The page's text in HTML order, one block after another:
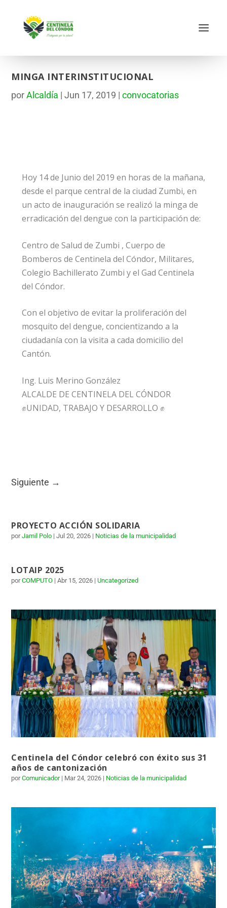
MINGA INTERINSTITUCIONAL
porAlcaldía |Jun 17, 2019 |convocatorias
Hoy 14 de Junio del 2019 en horas de la mañana,
desde el parque central de la ciudad Zumbi, en
un acto de inauguración se realizó la minga de
erradicación del dengue con la participación de:
Centro de Salud de Zumbi , Cuerpo de
Bomberos de Centinela del Cóndor, Militares,
Colegio Bachillerato Zumbi y el Gad Centinela
del Cóndor.
Con el objetivo de evitar la proliferación del
mosquito del dengue, concientizando a la
ciudadanía con la visita a cada domicilio del
Cantón.
Ing. Luis Merino González
ALCALDE DE CENTINELA DEL CÓNDOR
✊UNIDAD, TRABAJO Y DESARROLLO ✊
Siguiente →
PROYECTO ACCIÓN SOLIDARIA
porJamil Polo |Jul 20, 2026 | Noticias de la municipalidad
LOTAIP 2025
porCOMPUTO |Abr 15, 2026 |Uncategorized
Centinela del Cóndor celebró con éxito sus 31
años de cantonización
porComunicador| Mar 24, 2026 | Noticias de la municipalidad